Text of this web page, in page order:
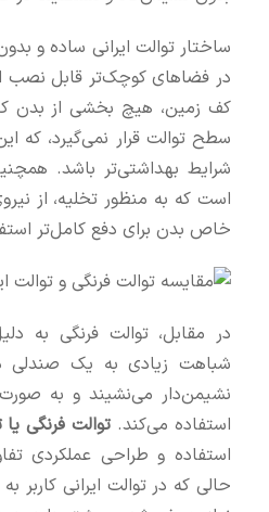
ساختار توالت ایرانی ساده و
در فضاهای کوچک‌تر قابل نصب
کف زمین، هیچ بخشی از بدن
سطح توالت قرار نمی‌گیرد، که
شرایط بهداشتی‌تر باشد.
است که به منظور تخلیه، از
خاص بدن برای دفع کامل‌تر
در مقابل، توالت فرنگی به
شباهت زیادی به یک صندلی
نشیمن‌دار می‌نشیند و به
استفاده می‌کند. توالت فرنگی یا
استفاده و طراحی عملکردی
حالی که در توالت ایرانی